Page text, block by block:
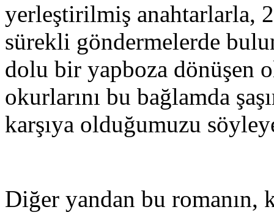
yerleştirilmiş anahtarlarla,
sürekli göndermelerde
dolu bir yapboza dönüşen
okurlarını bu bağlamda
karşıya olduğumuzu
Diğer yandan bu romanın,